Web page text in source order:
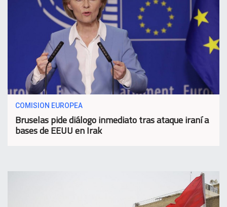
COMISION EUROPEA
Bruselas pide diálogo inmediato tras ataque iraní a
bases de EEUU en Irak